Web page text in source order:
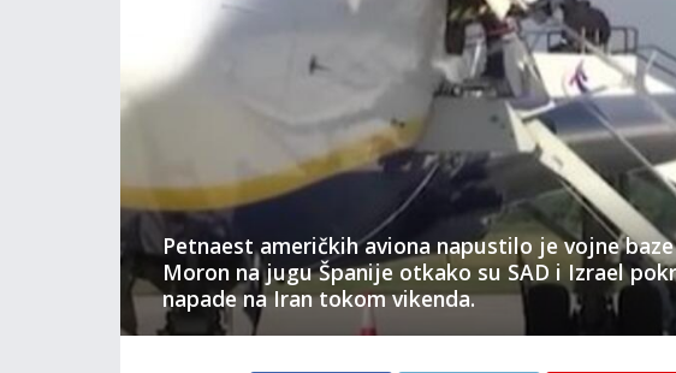
Petnaest američkih aviona napustilo je vojne
Moron na jugu Španije otkako su SAD i Izrael
napade na Iran tokom vikenda.